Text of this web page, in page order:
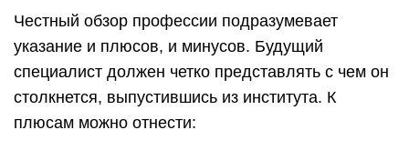
Честный обзор профессии подразумевает
указание и плюсов, и минусов. Будущий
специалист должен четко представлять с чем он
столкнется, выпустившись из института. К
плюсам можно отнести: